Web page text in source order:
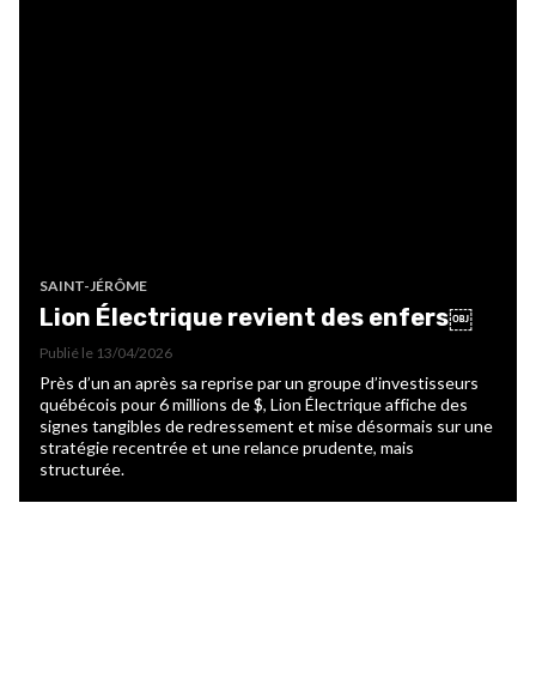
SAINT-JÉRÔME
Lion Électrique revient des enfers￼
Publié le 13/04/2026
Près d’un an après sa reprise par un groupe d’investisseurs
québécois pour 6 millions de $, Lion Électrique affiche des
signes tangibles de redressement et mise désormais sur une
stratégie recentrée et une relance prudente, mais
structurée.